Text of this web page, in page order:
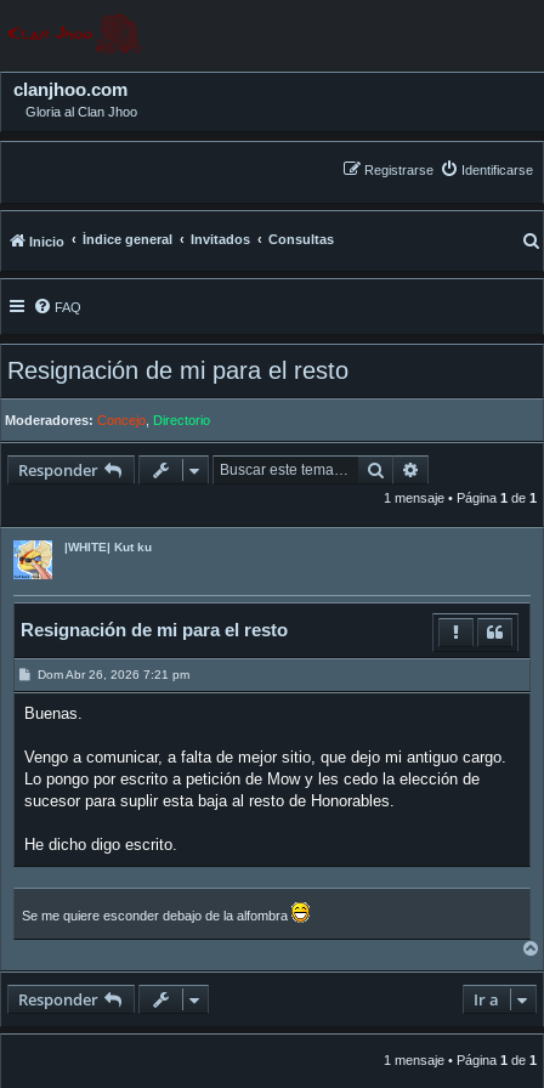
clanjhoo.com
Gloria al Clan Jhoo
Identificarse
Registrarse
Inicio Índice general Invitados Consultas
FAQ
Resignación de mi para el resto
Moderadores: Concejo Directorio
Responder Buscar
1 mensaje • Página 1 de 1
|WHITE| Kut ku
Resignación de mi para el resto
M
s
e
Dom Abr 26, 2026 7:21 pm
Buenas.
Vengo a comunicar, a falta de mejor sitio, que dejo mi antiguo cargo.
Lo pongo por escrito a petición de Mow y les cedo la elección de
sucesor para suplir esta baja al resto de Honorables.
He dicho digo escrito.
Se me quiere esconder debajo de la alfombra
Responder Ir a
1 mensaje • Página 1 de 1